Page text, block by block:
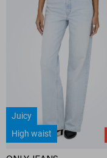
Juicy
High waist